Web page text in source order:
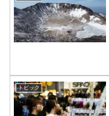
トピック